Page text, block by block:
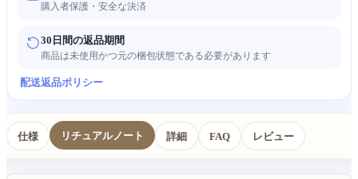
購入者保護・安全な決済
30日間の返品期間
商品は未使用かつ元の梱包状態である必要があります
配送返品ポリシー
仕様 リチュアルノート 詳細 FAQ レビュー